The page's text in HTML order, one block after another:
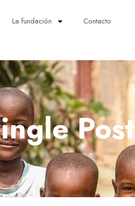
La fundación Contacto
Post